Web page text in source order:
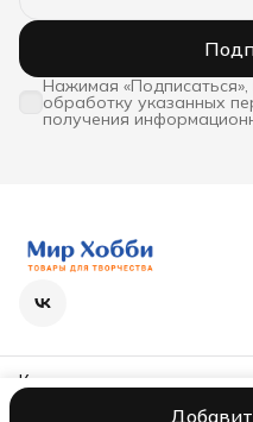
Нажимая
обработку указанных
получения
Контакты